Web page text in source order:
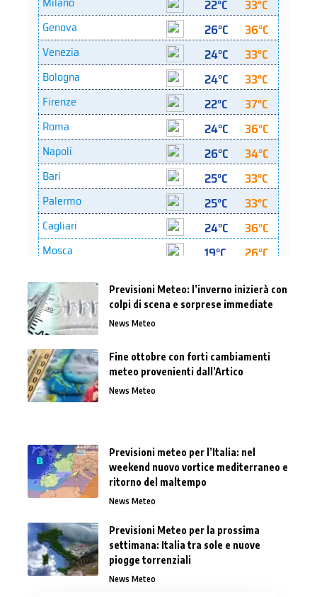
Previsioni Meteo: l’inverno inizierà con
colpi di scena e sorprese immediate
News Meteo
Fine ottobre con forti cambiamenti
meteo provenienti dall’Artico
News Meteo
Previsioni meteo per l’Italia: nel
weekend nuovo vortice mediterraneo e
ritorno del maltempo
News Meteo
Previsioni Meteo per la prossima
settimana: Italia tra sole e nuove
piogge torrenziali
News Meteo